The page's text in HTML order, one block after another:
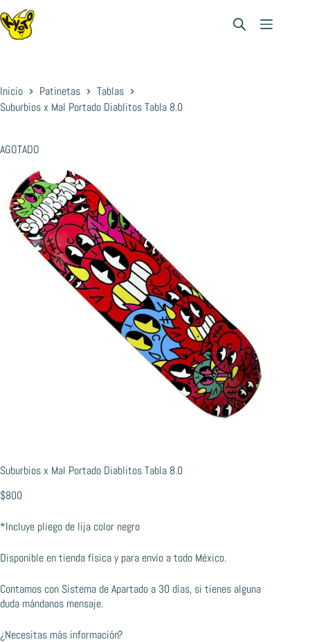
Saltar
al
contenido
Inicio Patinetas
Tablas
Suburbios x Mal Portado Diablitos Tabla 8.0
AGOTADO
Suburbios x Mal Portado Diablitos Tabla 8.0
$800
*Incluye pliego de lija color negro
Disponible en tienda física y para envío a todo México.
Contamos con Sistema de Apartado a 30 días, si tienes alguna
duda mándanos mensaje.
¿Necesitas más información?